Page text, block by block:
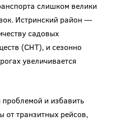
слишком велики
Истринский район —
садовых
(СНТ), и сезонно
увеличивается
и избавить
от транзитных рейсов,